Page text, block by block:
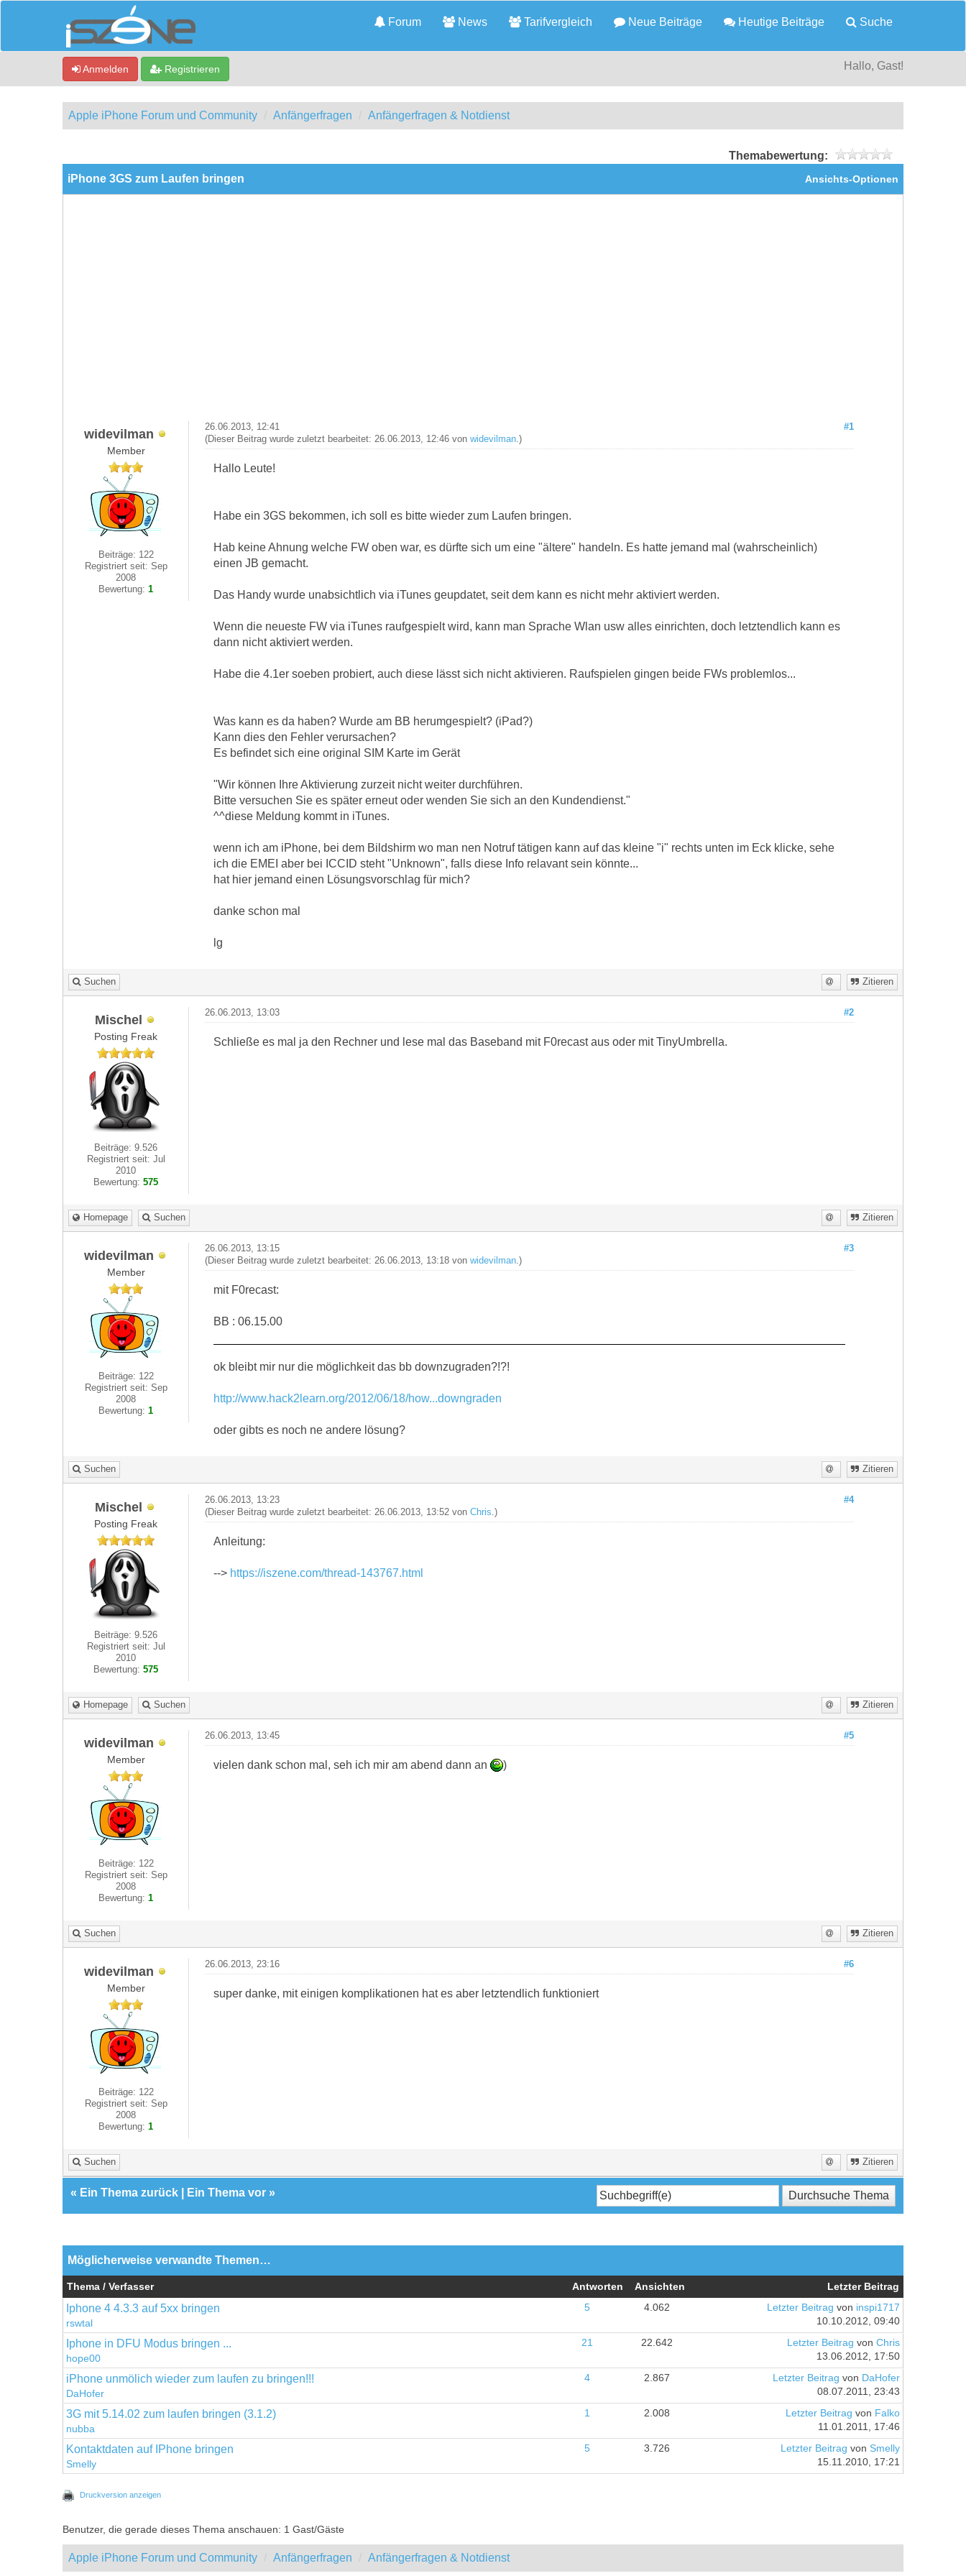
Forum News Tarifvergleich Neue Beiträge Heutige Beiträge Suche
Anmelden Registrieren Hallo, Gast!
Apple iPhone Forum und Community Anfängerfragen Anfängerfragen & Notdienst
Themabewertung:
Ansichts-Optionen
iPhone 3GS zum Laufen bringen
widevilman
Member
Beiträge: 122
Registriert seit: Sep
2008
Bewertung:1
#1
26.06.2013, 12:41
(Dieser Beitrag wurde zuletzt bearbeitet: 26.06.2013, 12:46 von widevilman.)
Hallo Leute!
Habe ein 3GS bekommen, ich soll es bitte wieder zum Laufen bringen.
Hab keine Ahnung welche FW oben war, es dürfte sich um eine "ältere" handeln. Es hatte jemand mal (wahrscheinlich)
einen JB gemacht.
Das Handy wurde unabsichtlich via iTunes geupdatet, seit dem kann es nicht mehr aktiviert werden.
Wenn die neueste FW via iTunes raufgespielt wird, kann man Sprache Wlan usw alles einrichten, doch letztendlich kann es
dann nicht aktiviert werden.
Habe die 4.1er soeben probiert, auch diese lässt sich nicht aktivieren. Raufspielen gingen beide FWs problemlos...
Was kann es da haben? Wurde am BB herumgespielt? (iPad?)
Kann dies den Fehler verursachen?
Es befindet sich eine original SIM Karte im Gerät
"Wir können Ihre Aktivierung zurzeit nicht weiter durchführen.
Bitte versuchen Sie es später erneut oder wenden Sie sich an den Kundendienst."
^^diese Meldung kommt in iTunes.
wenn ich am iPhone, bei dem Bildshirm wo man nen Notruf tätigen kann auf das kleine "i" rechts unten im Eck klicke, sehe
ich die EMEI aber bei ICCID steht "Unknown", falls diese Info relavant sein könnte...
hat hier jemand einen Lösungsvorschlag für mich?
danke schon mal
lg
Suchen Zitieren
Mischel
Posting Freak
Beiträge: 9.526
Registriert seit: Jul
2010
Bewertung:575
#2
26.06.2013, 13:03
Schließe es mal ja den Rechner und lese mal das Baseband mit F0recast aus oder mit TinyUmbrella.
Homepage Suchen Zitieren
widevilman
Member
Beiträge: 122
Registriert seit: Sep
2008
Bewertung:1
#3
26.06.2013, 13:15
(Dieser Beitrag wurde zuletzt bearbeitet: 26.06.2013, 13:18 von widevilman.)
mit F0recast:
BB : 06.15.00
ok bleibt mir nur die möglichkeit das bb downzugraden?!?!
http://www.hack2learn.org/2012/06/18/how...downgraden
oder gibts es noch ne andere lösung?
Suchen Zitieren
Mischel
Posting Freak
Beiträge: 9.526
Registriert seit: Jul
2010
Bewertung:575
#4
26.06.2013, 13:23
(Dieser Beitrag wurde zuletzt bearbeitet: 26.06.2013, 13:52 von Chris .)
Anleitung:
--> https://iszene.com/thread-143767.html
Homepage Suchen Zitieren
widevilman
Member
Beiträge: 122
Registriert seit: Sep
2008
Bewertung:1
#5
26.06.2013, 13:45
vielen dank schon mal, seh ich mir am abend dann an )
Suchen Zitieren
widevilman
Member
Beiträge: 122
Registriert seit: Sep
2008
Bewertung:1
#6
26.06.2013, 23:16
super danke, mit einigen komplikationen hat es aber letztendlich funktioniert
Suchen Zitieren
« Ein Thema zurück Ein Thema vor »
Möglicherweise verwandte Themen…
Thema / Verfasser Antworten Ansichten Letzter Beitrag
Iphone 4 4.3.3 auf 5xx bringen
rswtal
5 4.062 Letzter Beitrag von inspi1717
10.10.2012, 09:40
Iphone in DFU Modus bringen ...
hope00
21 22.642 Letzter Beitrag von Chris
13.06.2012, 17:50
iPhone unmölich wieder zum laufen zu bringen!!!
DaHofer
4 2.867 Letzter Beitrag von DaHofer
08.07.2011, 23:43
3G mit 5.14.02 zum laufen bringen (3.1.2)
nubba
1 2.008 Letzter Beitrag von Falko
11.01.2011, 17:46
Kontaktdaten auf IPhone bringen
Smelly
5 3.726 Letzter Beitrag von Smelly
15.11.2010, 17:21
Druckversion anzeigen
Benutzer, die gerade dieses Thema anschauen: 1 Gast/Gäste
Apple iPhone Forum und Community Anfängerfragen Anfängerfragen & Notdienst